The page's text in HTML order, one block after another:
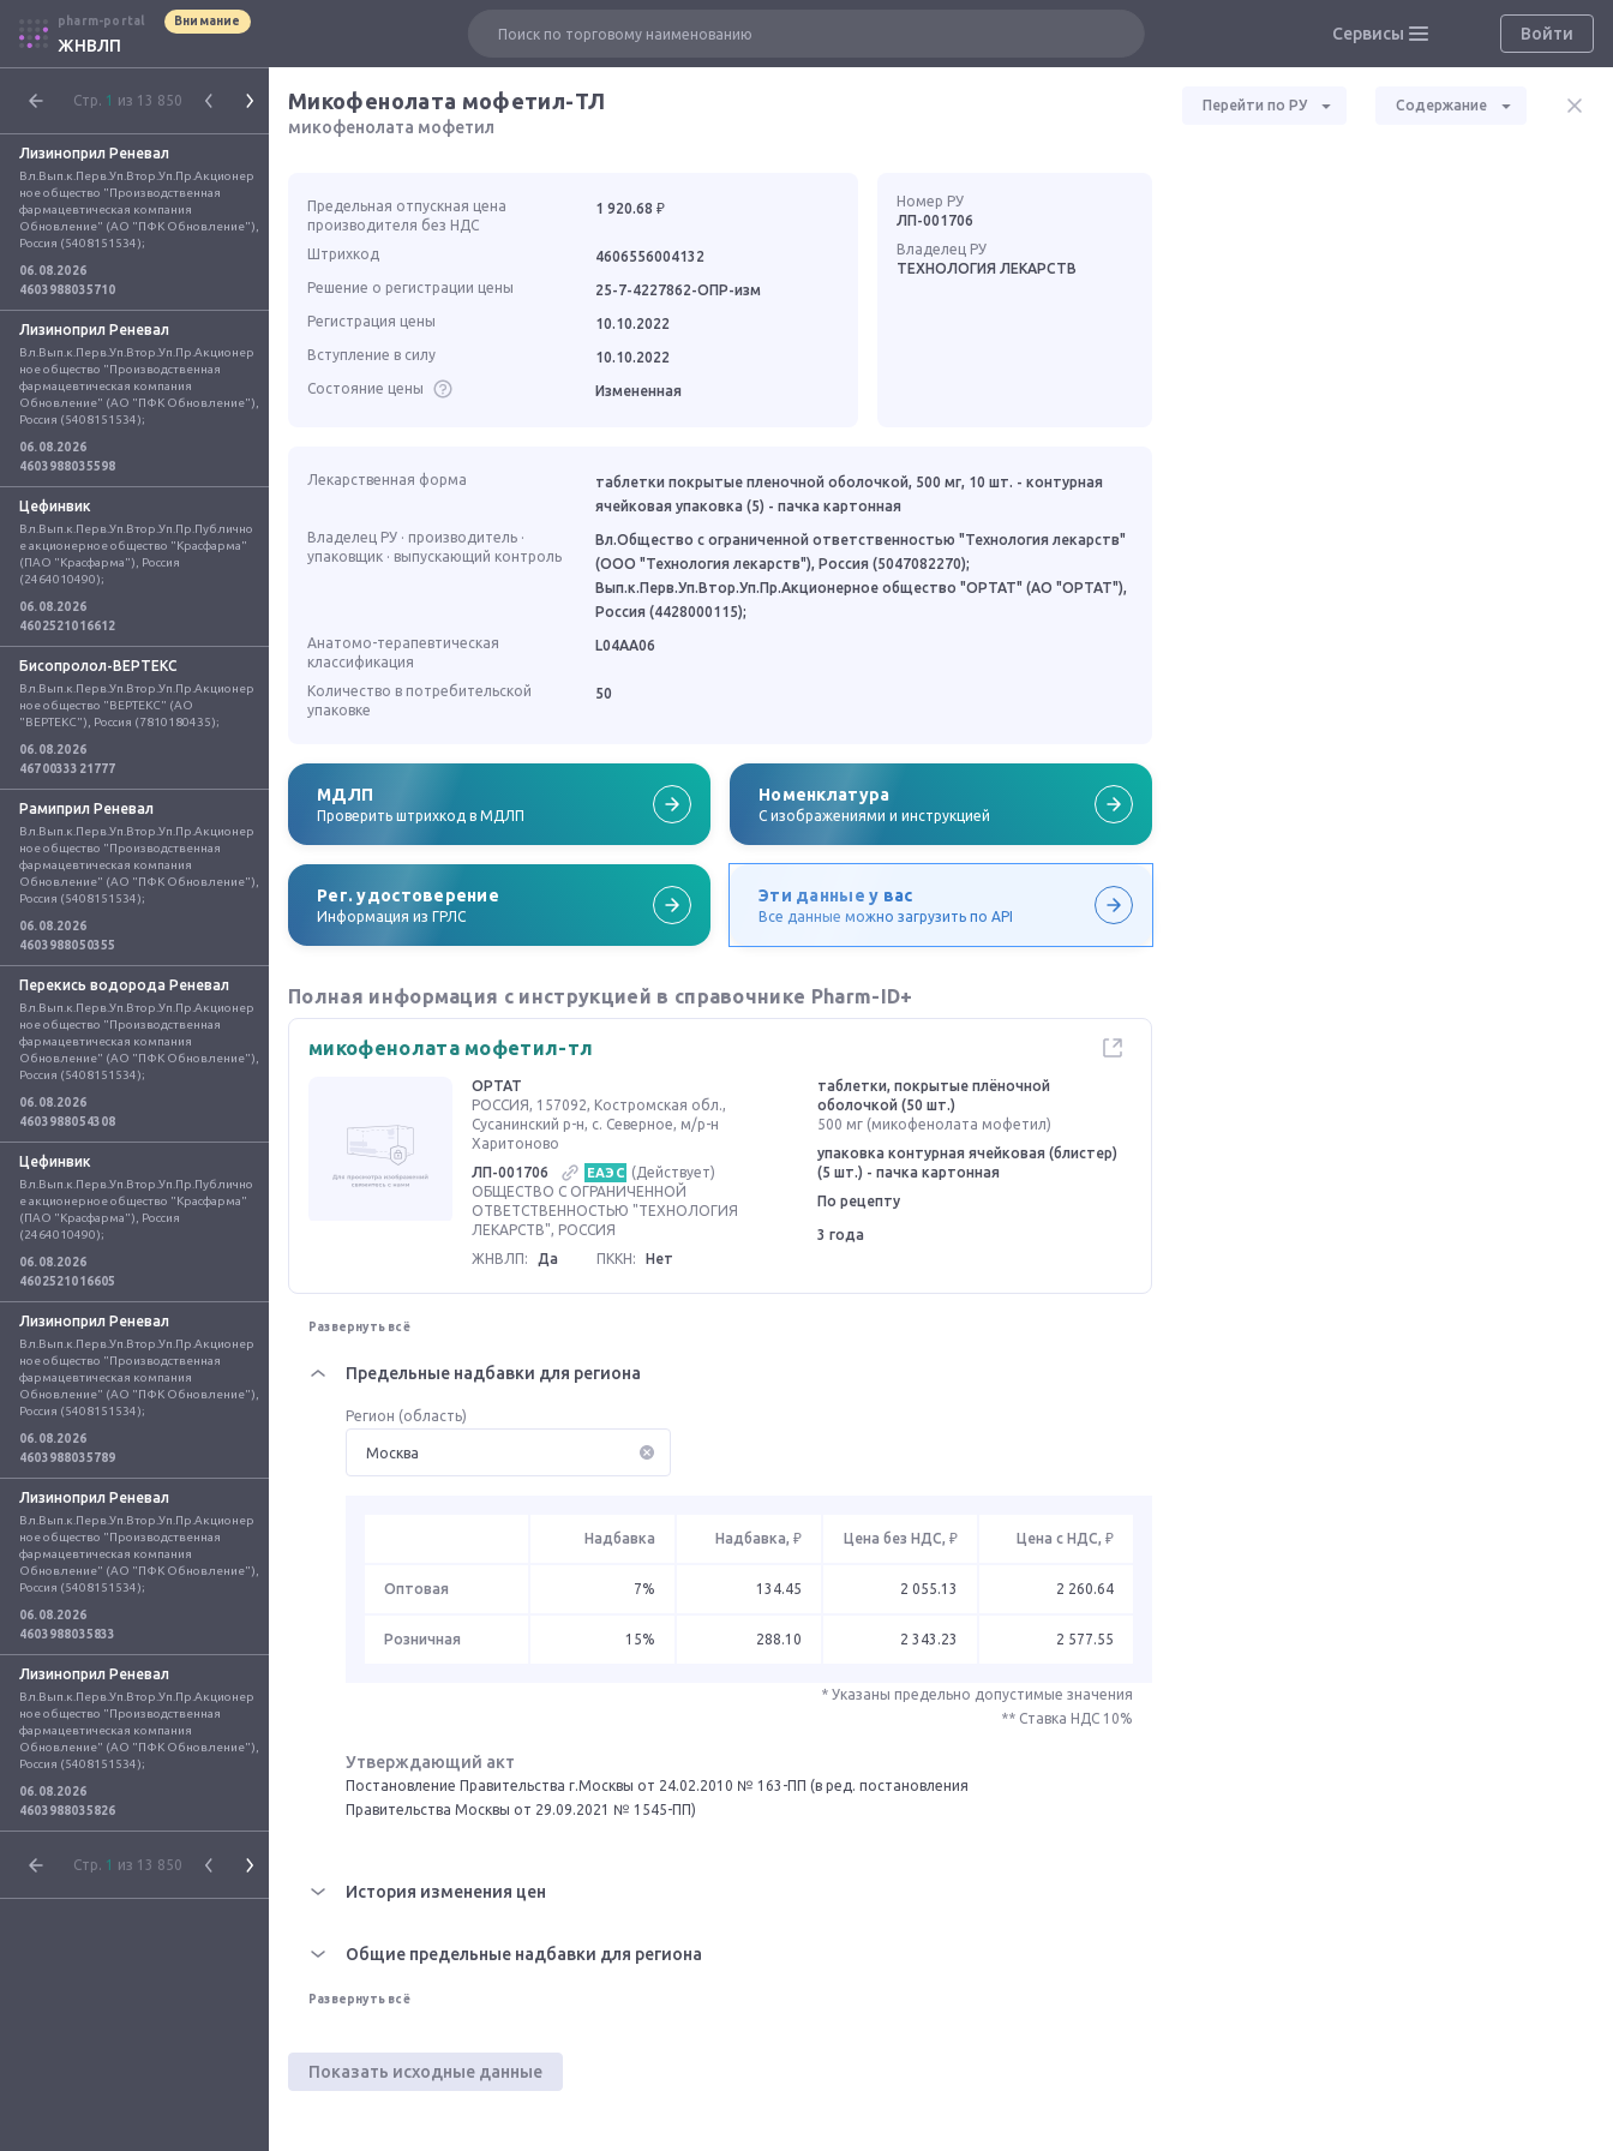
pharm-portal Внимание
ЖНВЛП
Сервисы Войти
Стр. 1 из 13 850
Лизиноприл Реневал
Вл.Вып.к.Перв.Уп.Втор.Уп.Пр.Акционер
ное общество "Производственная
фармацевтическая компания
Обновление" (АО "ПФК Обновление"),
Россия (5408151534);
06.08.2026
4603988035710
Лизиноприл Реневал
Вл.Вып.к.Перв.Уп.Втор.Уп.Пр.Акционер
ное общество "Производственная
фармацевтическая компания
Обновление" (АО "ПФК Обновление"),
Россия (5408151534);
06.08.2026
4603988035598
Цефинвик
Вл.Вып.к.Перв.Уп.Втор.Уп.Пр.Публично
е акционерное общество "Красфарма"
(ПАО "Красфарма"), Россия
(2464010490);
06.08.2026
4602521016612
Бисопролол-ВЕРТЕКС
Вл.Вып.к.Перв.Уп.Втор.Уп.Пр.Акционер
ное общество "ВЕРТЕКС" (АО
"ВЕРТЕКС"), Россия (7810180435);
06.08.2026
4670033321777
Рамиприл Реневал
Вл.Вып.к.Перв.Уп.Втор.Уп.Пр.Акционер
ное общество "Производственная
фармацевтическая компания
Обновление" (АО "ПФК Обновление"),
Россия (5408151534);
06.08.2026
4603988050355
Перекись водорода Реневал
Вл.Вып.к.Перв.Уп.Втор.Уп.Пр.Акционер
ное общество "Производственная
фармацевтическая компания
Обновление" (АО "ПФК Обновление"),
Россия (5408151534);
06.08.2026
4603988054308
Цефинвик
Вл.Вып.к.Перв.Уп.Втор.Уп.Пр.Публично
е акционерное общество "Красфарма"
(ПАО "Красфарма"), Россия
(2464010490);
06.08.2026
4602521016605
Лизиноприл Реневал
Вл.Вып.к.Перв.Уп.Втор.Уп.Пр.Акционер
ное общество "Производственная
фармацевтическая компания
Обновление" (АО "ПФК Обновление"),
Россия (5408151534);
06.08.2026
4603988035789
Лизиноприл Реневал
Вл.Вып.к.Перв.Уп.Втор.Уп.Пр.Акционер
ное общество "Производственная
фармацевтическая компания
Обновление" (АО "ПФК Обновление"),
Россия (5408151534);
06.08.2026
4603988035833
Лизиноприл Реневал
Вл.Вып.к.Перв.Уп.Втор.Уп.Пр.Акционер
ное общество "Производственная
фармацевтическая компания
Обновление" (АО "ПФК Обновление"),
Россия (5408151534);
06.08.2026
4603988035826
Стр. 1 из 13 850
Микофенолата мофетил-ТЛ
микофенолата мофетил
Перейти по РУ Содержание
Предельная отпускная цена
производителя без НДС
1 920.68 ₽
Штрихкод
4606556004132
Решение о регистрации цены
25-7-4227862-ОПР-изм
Регистрация цены
10.10.2022
Вступление в силу
10.10.2022
Состояние цены
Измененная
Номер РУ
ЛП-001706
Владелец РУ
ТЕХНОЛОГИЯ ЛЕКАРСТВ
Лекарственная форма
таблетки покрытые пленочной оболочкой, 500 мг, 10 шт. - контурная
ячейковая упаковка (5) - пачка картонная
Владелец РУ · производитель ·
упаковщик · выпускающий контроль
Вл.Общество с ограниченной ответственностью "Технология лекарств"
(ООО "Технология лекарств"), Россия (5047082270);
Вып.к.Перв.Уп.Втор.Уп.Пр.Акционерное общество "ОРТАТ" (АО "ОРТАТ"),
Россия (4428000115);
Анатомо-терапевтическая
классификация
L04AA06
Количество в потребительской
упаковке
50
МДЛП
Проверить штрихкод в МДЛП
Номенклатура
C изображениями и инструкцией
Рег. удостоверение
Информация из ГРЛС
Эти данные у вас
Все данные можно загрузить по API
Полная информация с инструкцией в справочнике Pharm-ID+
микофенолата мофетил-тл
ОРТАТ
РОССИЯ, 157092, Костромская обл.,
Сусанинский р-н, с. Северное, м/р-н
Харитоново
ЛП-001706
ЕАЭС (Действует)
ОБЩЕСТВО С ОГРАНИЧЕННОЙ
ОТВЕТСТВЕННОСТЬЮ "ТЕХНОЛОГИЯ
ЛЕКАРСТВ", РОССИЯ
ЖНВЛП:
Да ПККН: Нет
таблетки, покрытые плёночной
оболочкой (50 шт.)
500 мг (микофенолата мофетил)
упаковка контурная ячейковая (блистер)
(5 шт.) - пачка картонная
По рецепту
3 года
Развернуть всё
Предельные надбавки для региона
Регион (область)
Надбавка Надбавка, ₽ Цена без НДС, ₽ Цена с НДС, ₽
Оптовая 7% 134.45 2 055.13 2 260.64
Розничная 15% 288.10 2 343.23 2 577.55
* Указаны предельно допустимые значения
** Ставка НДС 10%
Утверждающий акт
Постановление Правительства г.Москвы от 24.02.2010 № 163-ПП (в ред. постановления
Правительства Москвы от 29.09.2021 № 1545-ПП)
История изменения цен
Общие предельные надбавки для региона
Развернуть всё
Показать исходные данные